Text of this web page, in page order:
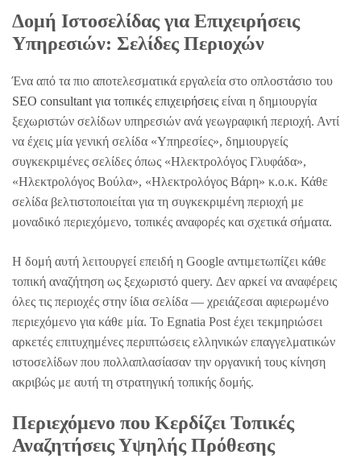
Δομή Ιστοσελίδας για Επιχειρήσεις
Υπηρεσιών: Σελίδες Περιοχών
Ένα από τα πιο αποτελεσματικά εργαλεία στο οπλοστάσιο του
SEO consultant για τοπικές επιχειρήσεις είναι η δημιουργία
ξεχωριστών σελίδων υπηρεσιών ανά γεωγραφική περιοχή. Αντί
να έχεις μία γενική σελίδα «Υπηρεσίες», δημιουργείς
συγκεκριμένες σελίδες όπως «Ηλεκτρολόγος Γλυφάδα»,
«Ηλεκτρολόγος Βούλα», «Ηλεκτρολόγος Βάρη» κ.ο.κ. Κάθε
σελίδα βελτιστοποιείται για τη συγκεκριμένη περιοχή με
μοναδικό περιεχόμενο, τοπικές αναφορές και σχετικά σήματα.
Η δομή αυτή λειτουργεί επειδή η Google αντιμετωπίζει κάθε
τοπική αναζήτηση ως ξεχωριστό query. Δεν αρκεί να αναφέρεις
όλες τις περιοχές στην ίδια σελίδα — χρειάζεσαι αφιερωμένο
περιεχόμενο για κάθε μία. Το Egnatia Post έχει τεκμηριώσει
αρκετές επιτυχημένες περιπτώσεις ελληνικών επαγγελματικών
ιστοσελίδων που πολλαπλασίασαν την οργανική τους κίνηση
ακριβώς με αυτή τη στρατηγική τοπικής δομής.
Περιεχόμενο που Κερδίζει Τοπικές
Αναζητήσεις Υψηλής Πρόθεσης